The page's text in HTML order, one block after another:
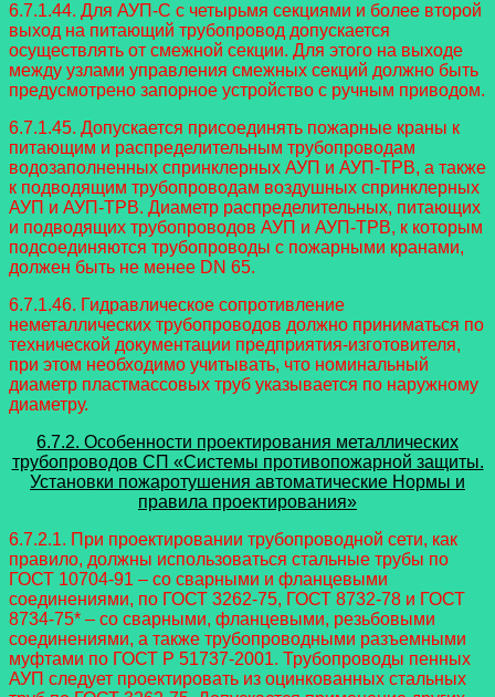
6.7.1.44. Для АУП-С с четырьмя секциями и более второй
выход на питающий трубопровод допускается
осуществлять от смежной секции. Для этого на выходе
между узлами управления смежных секций должно быть
предусмотрено запорное устройство с ручным приводом.
6.7.1.45. Допускается присоединять пожарные краны к
питающим и распределительным трубопроводам
водозаполненных спринклерных АУП и АУП-ТРВ, а также
к подводящим трубопроводам воздушных спринклерных
АУП и АУП-ТРВ. Диаметр распределительных, питающих
и подводящих трубопроводов АУП и АУП-ТРВ, к которым
подсоединяются трубопроводы с пожарными кранами,
должен быть не менее DN 65.
6.7.1.46. Гидравлическое сопротивление
неметаллических трубопроводов должно приниматься по
технической документации предприятия-изготовителя,
при этом необходимо учитывать, что номинальный
диаметр пластмассовых труб указывается по наружному
диаметру.
6.7.2. Особенности проектирования металлических
трубопроводов СП «Системы противопожарной защиты.
Установки пожаротушения автоматические Нормы и
правила проектирования»
6.7.2.1. При проектировании трубопроводной сети, как
правило, должны использоваться стальные трубы по
ГОСТ 10704-91 – со сварными и фланцевыми
соединениями, по ГОСТ 3262-75, ГОСТ 8732-78 и ГОСТ
8734-75* – со сварными, фланцевыми, резьбовыми
соединениями, а также трубопроводными разъемными
муфтами по ГОСТ Р 51737-2001. Трубопроводы пенных
АУП следует проектировать из оцинкованных стальных